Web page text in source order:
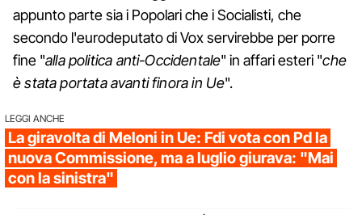
appunto parte sia i Popolari che i Socialisti, che
secondo l'eurodeputato di Vox servirebbe per porre
fine "alla politica anti-Occidentale" in affari esteri "che
è stata portata avanti finora in Ue".
LEGGI ANCHE
La giravolta di Meloni in Ue: Fdi vota con Pd la
nuova Commissione, ma a luglio giurava: "Mai
con la sinistra"